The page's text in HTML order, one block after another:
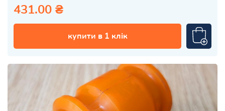
431.00 ₴
купити в 1 клік